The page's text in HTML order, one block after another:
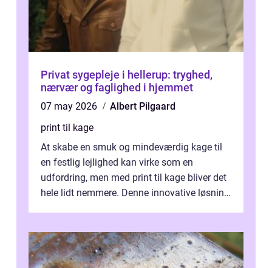
Privat sygepleje i hellerup: tryghed,
nærvær og faglighed i hjemmet
07 may 2026
Albert Pilgaard
print til kage
At skabe en smuk og mindeværdig kage til
en festlig lejlighed kan virke som en
udfordring, men med print til kage bliver det
hele lidt nemmere. Denne innovative løsning